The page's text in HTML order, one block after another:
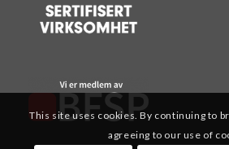
This site uses cookies. By continuing to
agreeing to our use of